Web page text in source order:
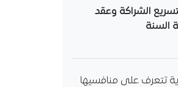
الشراكة وعقد
السنة
تتعرف على منافسيها